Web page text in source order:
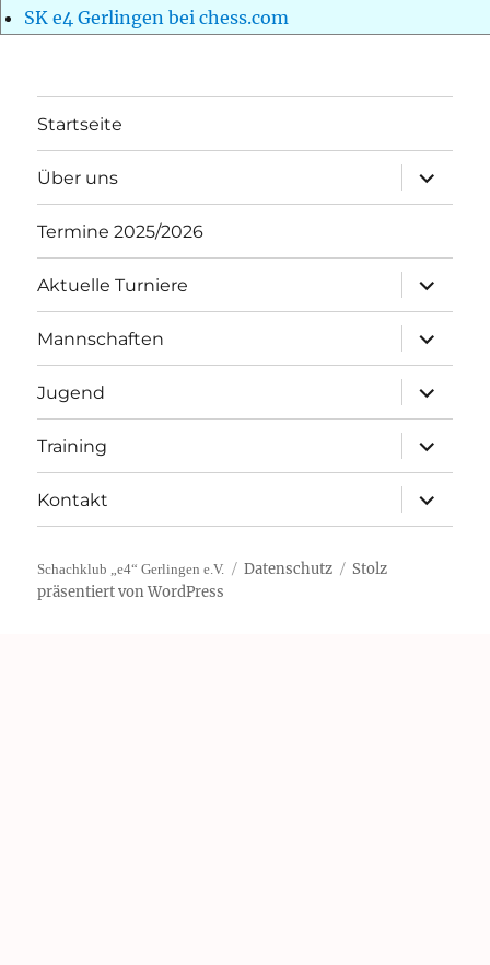
SK e4 Gerlingen bei chess.com
Startseite
Über uns
öffnen
Termine 2025/2026
Aktuelle Turniere
öffnen
Mannschaften
öffnen
Jugend
öffnen
Training
öffnen
Kontakt
öffnen
Schachklub „e4“ Gerlingen e.V. Datenschutz
Stolz
präsentiert von WordPress